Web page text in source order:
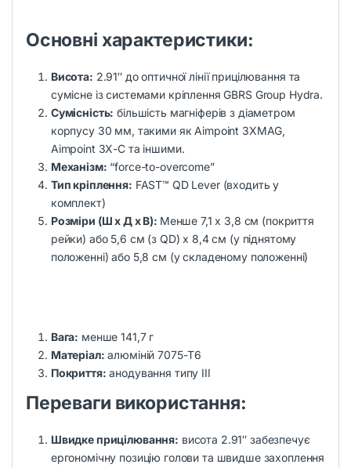
Основні характеристики:
Висота: 2.91″ до оптичної лінії прицілювання та
сумісне із системами кріплення GBRS Group Hydra.
Сумісність: більшість магніферів з діаметром
корпусу 30 мм, такими як Aimpoint 3XMAG,
Aimpoint 3X-C та іншими.
Механізм: “force-to-overcome”
Тип кріплення: FAST™ QD Lever (входить у
комплект)
Розміри (Ш x Д x В): Менше 7,1 x 3,8 см (покриття
рейки) або 5,6 см (з QD) x 8,4 см (у піднятому
положенні) або 5,8 см (у складеному положенні)
Вага: менше 141,7 г
Матеріал: алюміній 7075-T6
Покриття: анодування типу III
Переваги використання:
Швидке прицілювання: висота 2.91″ забезпечує
ергономічну позицію голови та швидше захоплення